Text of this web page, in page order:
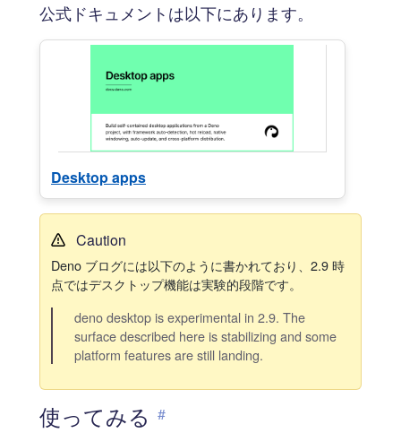
公式ドキュメントは以下にあります。
Desktop apps
Caution
Deno ブログには以下のように書かれており、2.9 時
点ではデスクトップ機能は実験的段階です。
deno desktop is experimental in 2.9. The
surface described here is stabilizing and some
platform features are still landing.
使ってみる #